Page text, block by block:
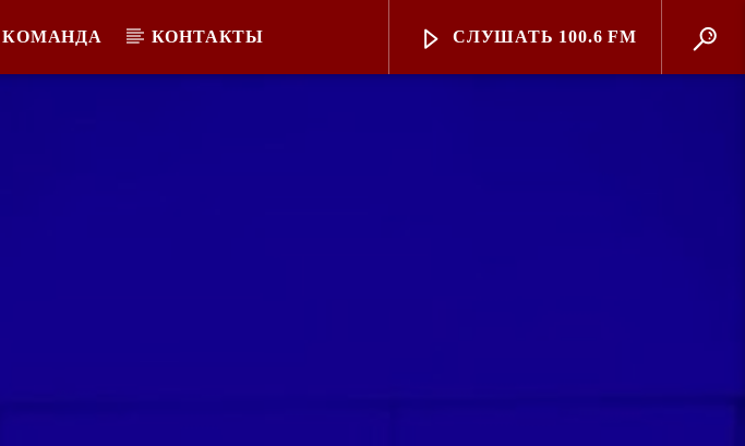
КОМАНДА КОНТАКТЫ СЛУШАТЬ 100.6 FM